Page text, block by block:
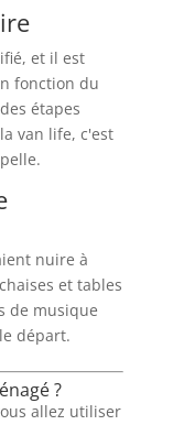
et il est
fonction du
étapes
van life, c'est
nuire à
et tables
de musique
départ.
?
allez utiliser